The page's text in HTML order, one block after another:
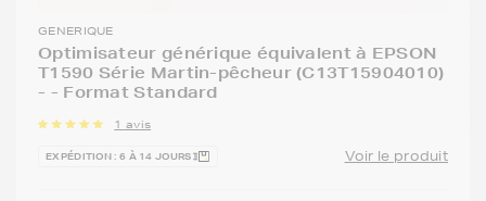
GENERIQUE
Optimisateur générique équivalent à EPSON
T1590 Série Martin-pêcheur (C13T15904010)
- - Format Standard
1 avis
EXPÉDITION : 6 À 14 JOURS Voir le produit